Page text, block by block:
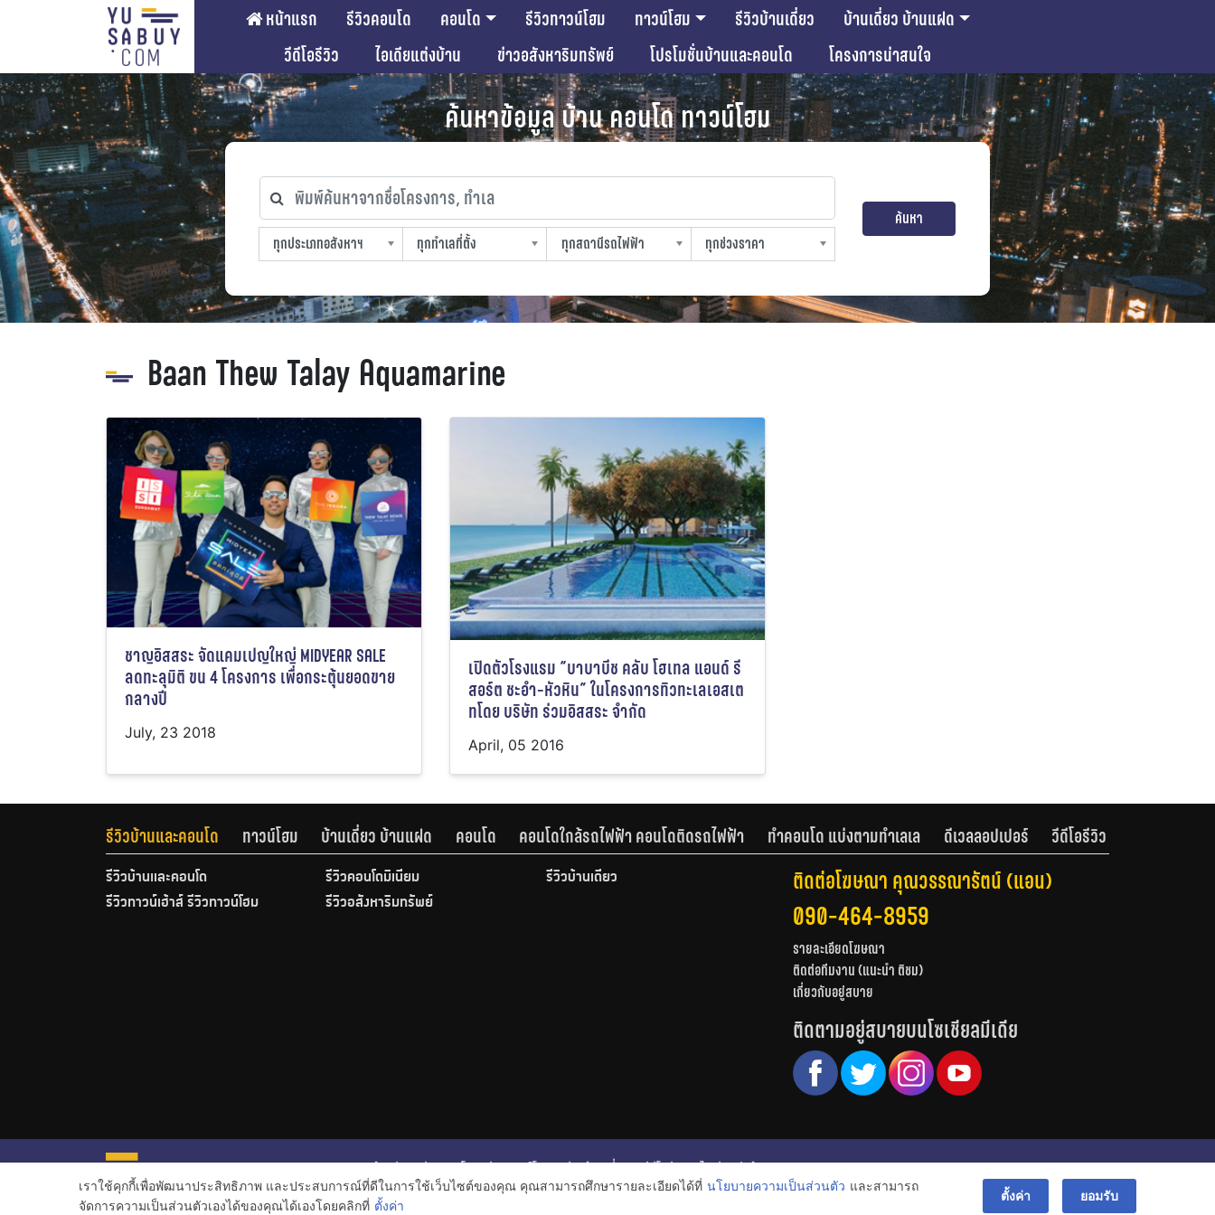
หน้าแรก รีวิวคอนโด คอนโด รีวิวทาวน์โฮม ทาวน์โฮม รีวิวบ้านเดี่ยว
บ้านเดี่ยว บ้านแฝด
วีดีโอรีวิว
ไอเดียแต่งบ้าน ข่าวอสังหาริมทรัพย์ โปรโมชั่นบ้านและคอนโด โครงการน่าสนใจ
ค้นหาข้อมูล บ้าน คอนโด ทาวน์โฮม
พิมพ์ค้นหาจากชื่อโครงการ, ทำเล
ทุกประเภทอสังหาฯ
ทุกประเภทอสังหาฯ
ทุกทำเลที่ตั้ง
ทุกทำเลที่ตั้ง
ทุกสถานีรถไฟฟ้า
ทุกสถานีรถไฟฟ้า
ทุกช่วงราคา
ทุกช่วงราคา
ค้นหา
Baan Thew Talay Aquamarine
ชาญอิสสระ จัดแคมเปญใหญ่ MIDYEAR SALE
ลดทะลุมิติ ขน 4 โครงการ เพื่อกระตุ้นยอดขาย
กลางปี
July, 23 2018
เปิดตัวโรงแรม “บาบาบีช คลับ โฮเทล แอนด์ รี
สอร์ต ชะอำ-หัวหิน” ในโครงการทิวทะเลเอสเต
ทโดย บริษัท ร่วมอิสสระ จำกัด
April, 05 2016
รีวิวบ้านและคอนโด ทาวน์โฮม บ้านเดี่ยว บ้านแฝด คอนโด คอนโดใกล้รถไฟฟ้า คอนโดติดรถไฟฟ้า ทำคอนโด แบ่งตามทำเลเล ดีเวลลอปเปอร์ วีดีโอรีวิว
รีวิวบ้านและคอนโด รีวิวคอนโดมิเนียม
รีวิวบ้านเดี่ยว
รีวิวทาวน์เฮ้าส์ รีวิวทาวน์โฮม
รีวิวอสังหาริมทรัพย์
ติดต่อโฆษณา คุณวรรณารัตน์ (แอน)
090-464-8959
รายละเอียดโฆษณา
ติดต่อทีมงาน (แนะนำ ติชม)
เกี่ยวกับอยู่สบาย
ติดตามอยู่สบายบนโซเชียลมีเดีย
หน้าหลัก รีวิวคอนโด รีวิวทาวน์โฮม รีวิวบ้านเดี่ยว วีดีโอรีวิว
ไอเดียแต่งบ้าน
ข่าวอสังหาริมทรัพย์
โปรโมชั่นบ้านและคอนโด
© สงวนลิขสิทธิ์ 2556-2564
เราใช้คุกกี้เพื่อพัฒนาประสิทธิภาพ และประสบการณ์ที่ดีในการใช้เว็บไซต์ของคุณ คุณสามารถศึกษารายละเอียดได้ที่ นโยบายความเป็นส่วนตัว และสามารถ
จัดการความเป็นส่วนตัวเองได้ของคุณได้เองโดยคลิกที่ ตั้งค่า
ตั้งค่า ยอมรับ